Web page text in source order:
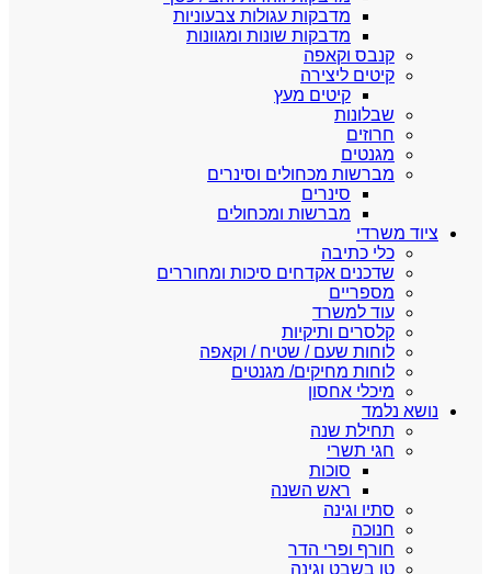
מדבקות עגולות צבעוניות
מדבקות שונות ומגוונות
קנבס וקאפה
קיטים ליצירה
קיטים מעץ
שבלונות
חרוזים
מגנטים
מברשות מכחולים וסינרים
סינרים
מברשות ומכחולים
ציוד משרדי
כלי כתיבה
שדכנים אקדחים סיכות ומחוררים
מספריים
עוד למשרד
קלסרים ותיקיות
לוחות שעם / שטיח / וקאפה
לוחות מחיקים/ מגנטים
מיכלי אחסון
נושא נלמד
תחילת שנה
חגי תשרי
סוכות
ראש השנה
סתיו וגינה
חנוכה
חורף ופרי הדר
טו בשבט וגינה